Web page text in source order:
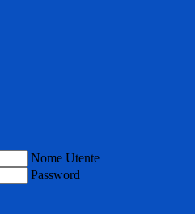
Nome Utente
Password